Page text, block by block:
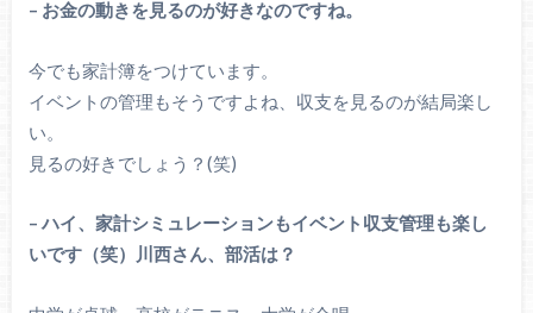
– お金の動きを見るのが好きなのですね。
今でも家計簿をつけています。
イベントの管理もそうですよね、収支を見るのが結局楽し
い。
見るの好きでしょう？(笑)
– ハイ、家計シミュレーションもイベント収支管理も楽し
いです（笑）川西さん、部活は？